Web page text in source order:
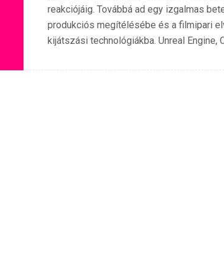
reakciójáig. Továbbá ad egy izgalmas
produkciós megítélésébe és a filmipari
kijátszási technológiákba. Unreal Engine,